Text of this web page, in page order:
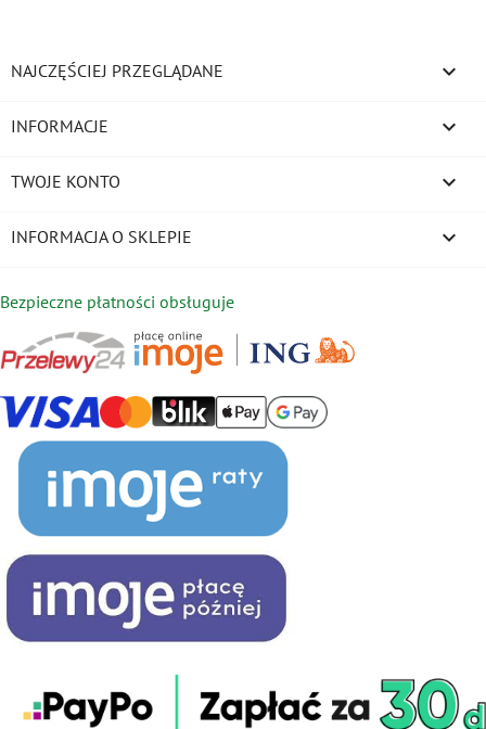
NAJCZĘŚCIEJ PRZEGLĄDANE 
INFORMACJE 
TWOJE KONTO 
INFORMACJA O SKLEPIE keyboard_arrow_down
Bezpieczne płatności obsługuje